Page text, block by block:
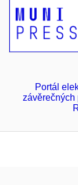
Portál
závěrečných